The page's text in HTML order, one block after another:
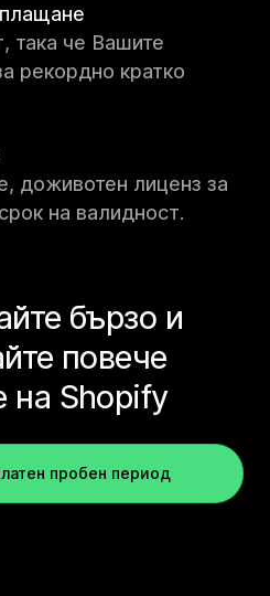
така че Вашите
рекордно кратко
доживотен лиценз за
на валидност.
бързо и
повече
на Shopify
пробен период